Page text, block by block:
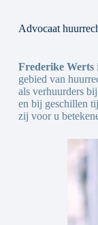
Advocaat
Frederike Werts
gebied van
als verhuurders
en bij geschillen
zij voor u